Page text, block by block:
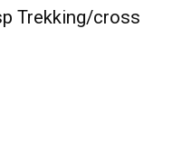
Trekking/cross